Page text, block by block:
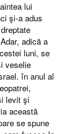
lui
şi-a adus
adică a
luni, se
veselie
în anul al
levit şi
această
se spune